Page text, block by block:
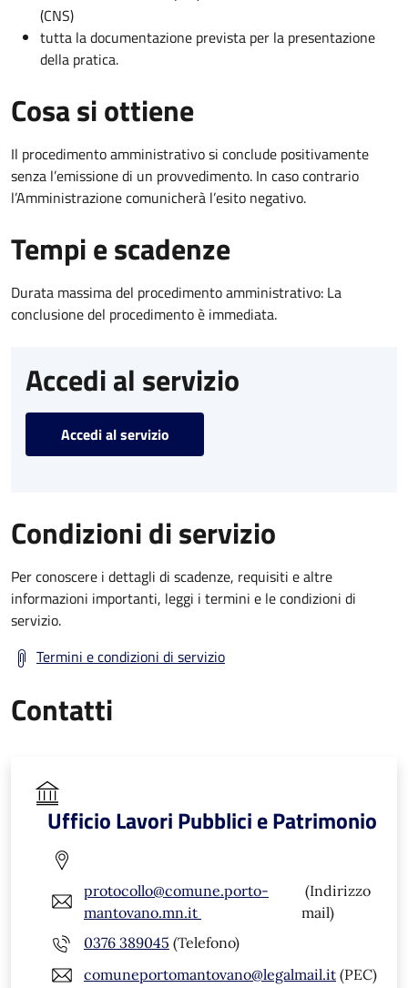
(CNS)
tutta la documentazione prevista per la presentazione
della pratica.
Cosa si ottiene
Il procedimento amministrativo si conclude positivamente
senza l’emissione di un provvedimento. In caso contrario
l’Amministrazione comunicherà l’esito negativo.
Tempi e scadenze
Durata massima del procedimento amministrativo: La
conclusione del procedimento è immediata.
Accedi al servizio
Accedi al servizio
Condizioni di servizio
Per conoscere i dettagli di scadenze, requisiti e altre
informazioni importanti, leggi i termini e le condizioni di
servizio.
Termini e condizioni di servizio
Contatti
Ufficio Lavori Pubblici e Patrimonio
protocollo@comune.porto-
mantovano.mn.it
(Indirizzo
mail)
0376 389045 (Telefono)
comuneportomantovano@legalmail.it (PEC)